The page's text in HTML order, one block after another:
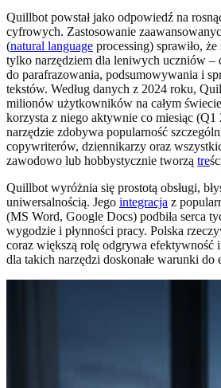
Quillbot powstał jako odpowiedź na
cyfrowych. Zastosowanie
(natural language processing) sprawiło,
tylko narzędziem dla leniwych uczniów –
do parafrazowania, podsumowywania i
tekstów. Według danych z 2024 roku,
milionów użytkowników na całym
korzysta z niego aktywnie co miesiąc (Q1
narzędzie zdobywa popularność
copywriterów, dziennikarzy oraz
zawodowo lub hobbystycznie tworzą tre
Quillbot wyróżnia się prostotą obsługi,
uniwersalnością. Jego integracja z
(MS Word, Google Docs) podbiła serca
wygodzie i płynności pracy. Polska
coraz większą rolę odgrywa efektywność
dla takich narzędzi doskonałe warunki do